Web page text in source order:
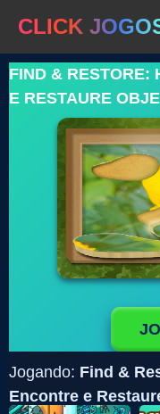
CLICK
FIND & RESTORE:
E RESTAURE
Jogando: Find &
Encontre e